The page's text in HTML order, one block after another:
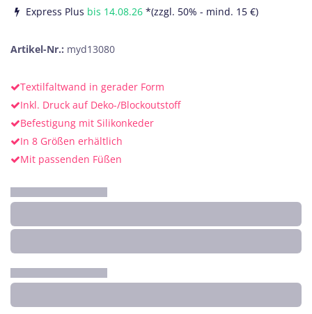
Express Plus bis 14.08.26 *(zzgl. 50% - mind. 15 €)
Artikel-Nr.: myd13080
Textilfaltwand in gerader Form
Inkl. Druck auf Deko-/Blockoutstoff
Befestigung mit Silikonkeder
In 8 Größen erhältlich
Mit passenden Füßen